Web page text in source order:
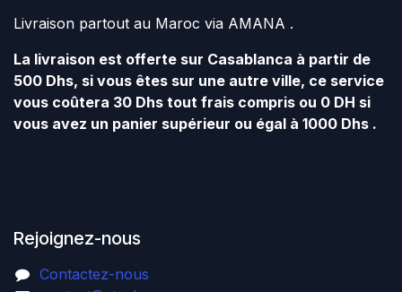
Livraison partout au Maroc via AMANA .
La livraison est offerte sur Casablanca à partir de
500 Dhs, si vous êtes sur une autre ville, ce service
vous coûtera 30 Dhs tout frais compris ou 0 DH si
vous avez un panier supérieur ou égal à 1000 Dhs .
Rejoignez-nous
Contactez-nous